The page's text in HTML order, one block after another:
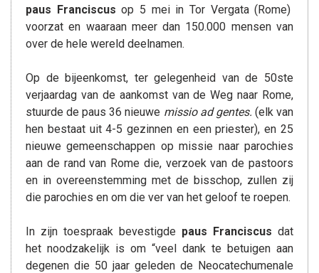
paus Franciscus op 5 mei in Tor Vergata (Rome)
voorzat en waaraan meer dan 150.000 mensen van
over de hele wereld deelnamen.
Op de bijeenkomst, ter gelegenheid van de 50ste
verjaardag van de aankomst van de Weg naar Rome,
stuurde de paus 36 nieuwe missio ad gentes. (elk van
hen bestaat uit 4-5 gezinnen en een priester), en 25
nieuwe gemeenschappen op missie naar parochies
aan de rand van Rome die, verzoek van de pastoors
en in overeenstemming met de bisschop, zullen zij
die parochies en om die ver van het geloof te roepen.
In zijn toespraak bevestigde paus Franciscus dat
het noodzakelijk is om “veel dank te betuigen aan
degenen die 50 jaar geleden de Neocatechumenale